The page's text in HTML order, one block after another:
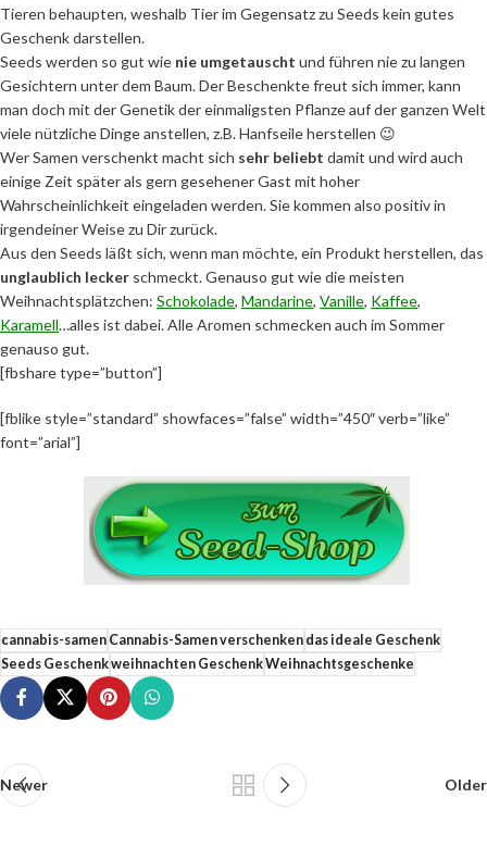
Tieren behaupten, weshalb Tier im Gegensatz zu Seeds kein gutes
Geschenk darstellen.
Seeds werden so gut wie nie umgetauscht und führen nie zu langen
Gesichtern unter dem Baum. Der Beschenkte freut sich immer, kann
man doch mit der Genetik der einmaligsten Pflanze auf der ganzen Welt
viele nützliche Dinge anstellen, z.B. Hanfseile herstellen 😉
Wer Samen verschenkt macht sich sehr beliebt damit und wird auch
einige Zeit später als gern gesehener Gast mit hoher
Wahrscheinlichkeit eingeladen werden. Sie kommen also positiv in
irgendeiner Weise zu Dir zurück.
Aus den Seeds läßt sich, wenn man möchte, ein Produkt herstellen, das
unglaublich lecker schmeckt. Genauso gut wie die meisten
Weihnachtsplätzchen: Schokolade, Mandarine, Vanille, Kaffee,
Karamell…alles ist dabei. Alle Aromen schmecken auch im Sommer
genauso gut.
[fbshare type=”button”]
[fblike style=”standard” showfaces=”false” width=”450″ verb=”like”
font=”arial”]
cannabis-samenCannabis-Samen verschenkendas ideale Geschenk
Seeds Geschenkweihnachten GeschenkWeihnachtsgeschenke
Newer Older